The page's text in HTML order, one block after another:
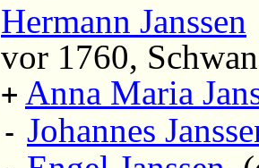
Hermann Janssen
vor 1760,
+ Anna Maria
- Johannes